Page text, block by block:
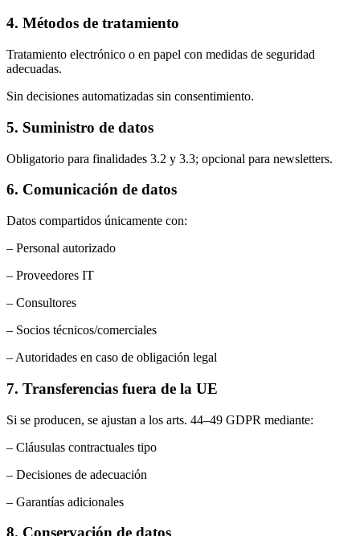
4. Métodos de tratamiento
Tratamiento electrónico o en papel con medidas de seguridad
adecuadas.
Sin decisiones automatizadas sin consentimiento.
5. Suministro de datos
Obligatorio para finalidades 3.2 y 3.3; opcional para newsletters.
6. Comunicación de datos
Datos compartidos únicamente con:
– Personal autorizado
– Proveedores IT
– Consultores
– Socios técnicos/comerciales
– Autoridades en caso de obligación legal
7. Transferencias fuera de la UE
Si se producen, se ajustan a los arts. 44–49 GDPR mediante:
– Cláusulas contractuales tipo
– Decisiones de adecuación
– Garantías adicionales
8. Conservación de datos